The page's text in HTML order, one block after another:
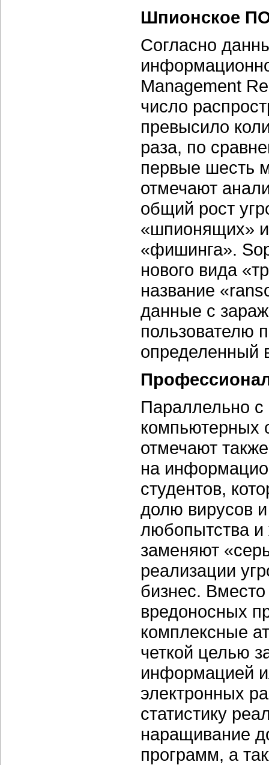
Шпионское
Согласно
Management
число
превысило
раза, по
первые шесть
отмечают
общий рост
«шпионящих» и
«фишинга».
нового вида
название
данные с
пользователю
определенный
Параллельно с
компьютерных
отмечают
на
студентов,
долю вирусов
любопытства и
заменяют
реализации
бизнес. Вместо
вредоносных
комплексные
четкой целью
информацией
электронных
статистику
наращивание
программ, а